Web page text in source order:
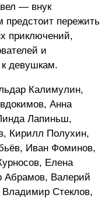
— внук
предстоит пережить
приключений,
и
к девушкам.
Калимулин,
Анна
Лапиньш,
Кирилл Полухин,
Иван Фоминов,
Елена
Абрамов, Валерий
Владимир Стеклов,